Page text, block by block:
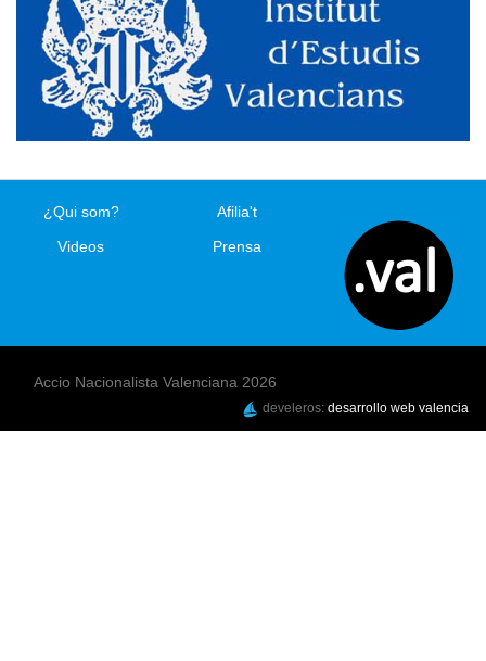
¿Qui som?
Videos
Afilia't
Prensa
Accio Nacionalista Valenciana 2026
develeros:desarrollo web valencia